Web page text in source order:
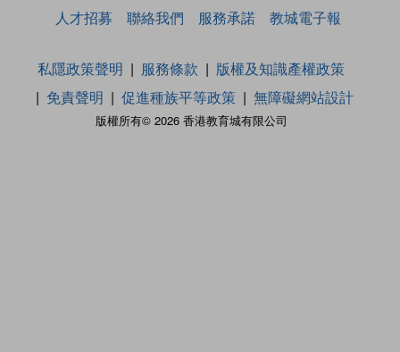
人才招募
聯絡我們 服務承諾 教城電子報
版權所有© 2026 香港教育城有限公司
私隱政策聲明 服務條款
版權及知識產權政策
免責聲明
促進種族平等政策 無障礙網站設計